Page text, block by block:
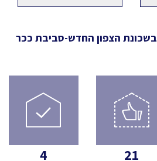
בשכונת הצפון החדש-סביבת ככר
21
4